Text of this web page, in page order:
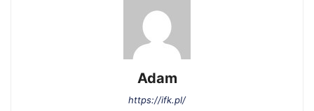
Adam
https://ifk.pl/